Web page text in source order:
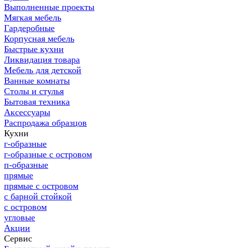
Выполненные проекты
Мягкая мебель
Гардеробные
Корпусная мебель
Быстрые кухни
Ликвидация товара
Мебель для детской
Ванные комнаты
Столы и стулья
Бытовая техника
Аксессуары
Распродажа образцов
Кухни
г-образные
г-образные с островом
п-образные
прямые
прямые с островом
с барной стойкой
с островом
угловые
Акции
Сервис